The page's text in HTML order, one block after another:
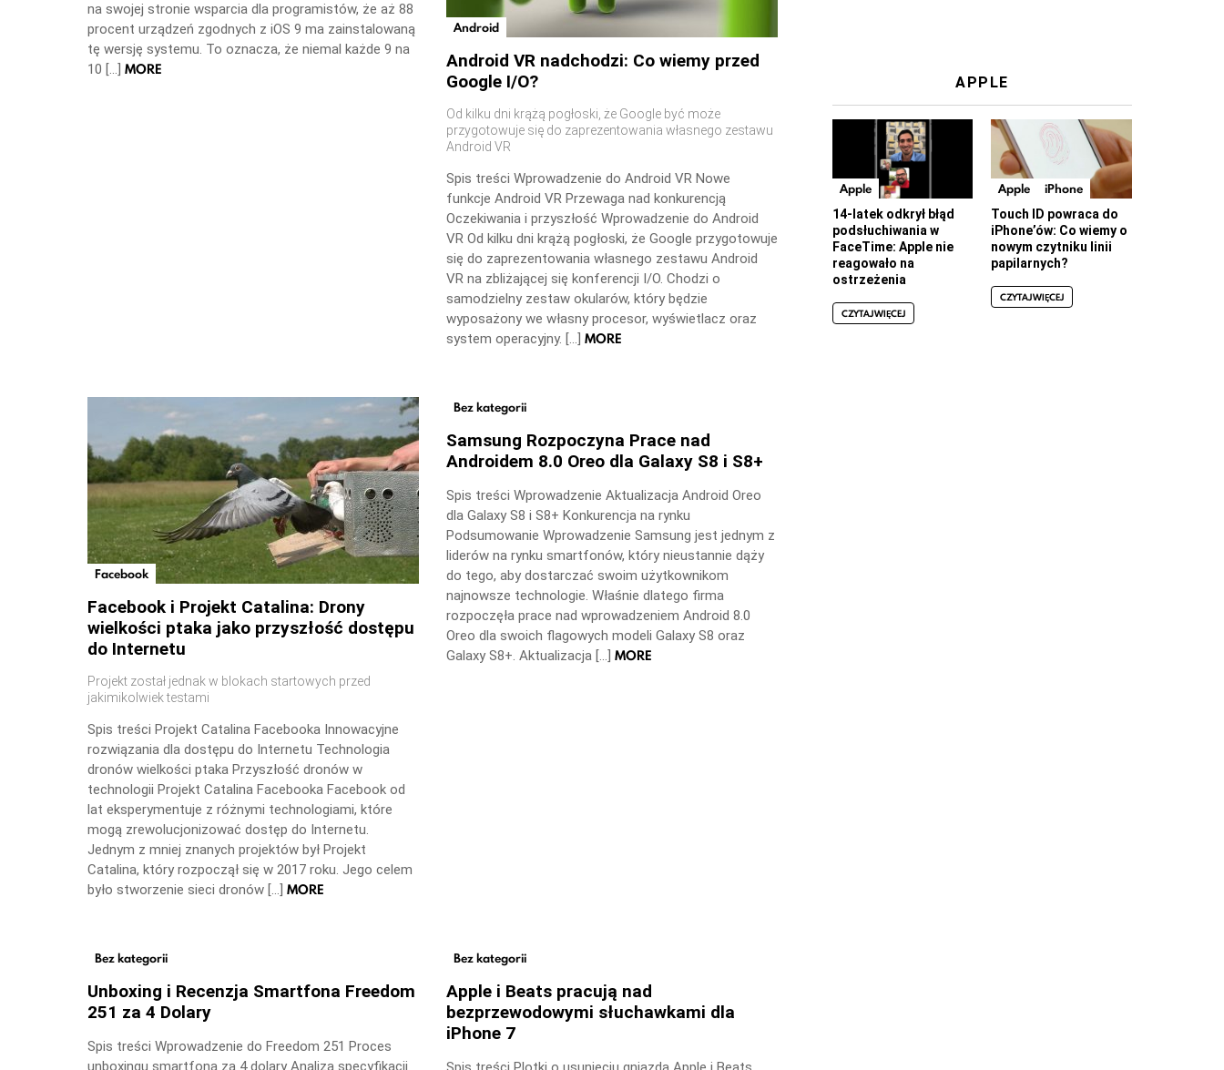
na swojej stronie wsparcia dla programistów, że aż 88
procent urządzeń zgodnych z iOS 9 ma zainstalowaną
tę wersję systemu. To oznacza, że niemal każde 9 na
10 […] MORE
Android
Android VR nadchodzi: Co wiemy przed
Google I/O?
Od kilku dni krążą pogłoski, że Google być może
przygotowuje się do zaprezentowania własnego zestawu
Android VR
Spis treści Wprowadzenie do Android VR Nowe
funkcje Android VR Przewaga nad konkurencją
Oczekiwania i przyszłość Wprowadzenie do Android
VR Od kilku dni krążą pogłoski, że Google przygotowuje
się do zaprezentowania własnego zestawu Android
VR na zbliżającej się konferencji I/O. Chodzi o
samodzielny zestaw okularów, który będzie
wyposażony we własny procesor, wyświetlacz oraz
system operacyjny. […] MORE
Facebook
Facebook i Projekt Catalina: Drony
wielkości ptaka jako przyszłość dostępu
do Internetu
Projekt został jednak w blokach startowych przed
jakimikolwiek testami
Spis treści Projekt Catalina Facebooka Innowacyjne
rozwiązania dla dostępu do Internetu Technologia
dronów wielkości ptaka Przyszłość dronów w
technologii Projekt Catalina Facebooka Facebook od
lat eksperymentuje z różnymi technologiami, które
mogą zrewolucjonizować dostęp do Internetu.
Jednym z mniej znanych projektów był Projekt
Catalina, który rozpoczął się w 2017 roku. Jego celem
było stworzenie sieci dronów […] MORE
Bez kategorii
Samsung Rozpoczyna Prace nad
Androidem 8.0 Oreo dla Galaxy S8 i S8+
Spis treści Wprowadzenie Aktualizacja Android Oreo
dla Galaxy S8 i S8+ Konkurencja na rynku
Podsumowanie Wprowadzenie Samsung jest jednym z
liderów na rynku smartfonów, który nieustannie dąży
do tego, aby dostarczać swoim użytkownikom
najnowsze technologie. Właśnie dlatego firma
rozpoczęła prace nad wprowadzeniem Android 8.0
Oreo dla swoich flagowych modeli Galaxy S8 oraz
Galaxy S8+. Aktualizacja […] MORE
Bez kategorii
Unboxing i Recenzja Smartfona Freedom
251 za 4 Dolary
Spis treści Wprowadzenie do Freedom 251 Proces
unboxingu smartfona za 4 dolary Analiza specyfikacji
Bez kategorii
Apple i Beats pracują nad
bezprzewodowymi słuchawkami dla
iPhone 7
APPLE
Apple
14-latek odkrył błąd
podsłuchiwania w
FaceTime: Apple nie
reagowało na
ostrzeżenia
CZYTAJ WIĘCEJ
Apple iPhone
Touch ID powraca do
iPhone’ów: Co wiemy o
nowym czytniku linii
papilarnych?
CZYTAJ WIĘCEJ